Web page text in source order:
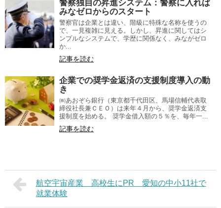
警察独自の昇進システム：警察に入れば
みなゼロからのスタート
警察官は企業とは違い、階級に特殊な名称を使うの
で、一見複雑に見える。しかし、昇進に関してはシ
ンプルなシステムで、学歴に関係なく、みながゼロ
か...
記事を読む
企業での奨学金返済の支援制度導入の動
き
㈱あおぞら銀行（東京都千代田区、馬場信輔代表取
締役社長兼ＣＥＯ）は来年４月から、奨学金返済支
援制度を始める。 奨学金借入額の５％を、毎年一...
記事を読む
航空宇宙産業 高校生にPR 愛知の中小11社で
就業体験